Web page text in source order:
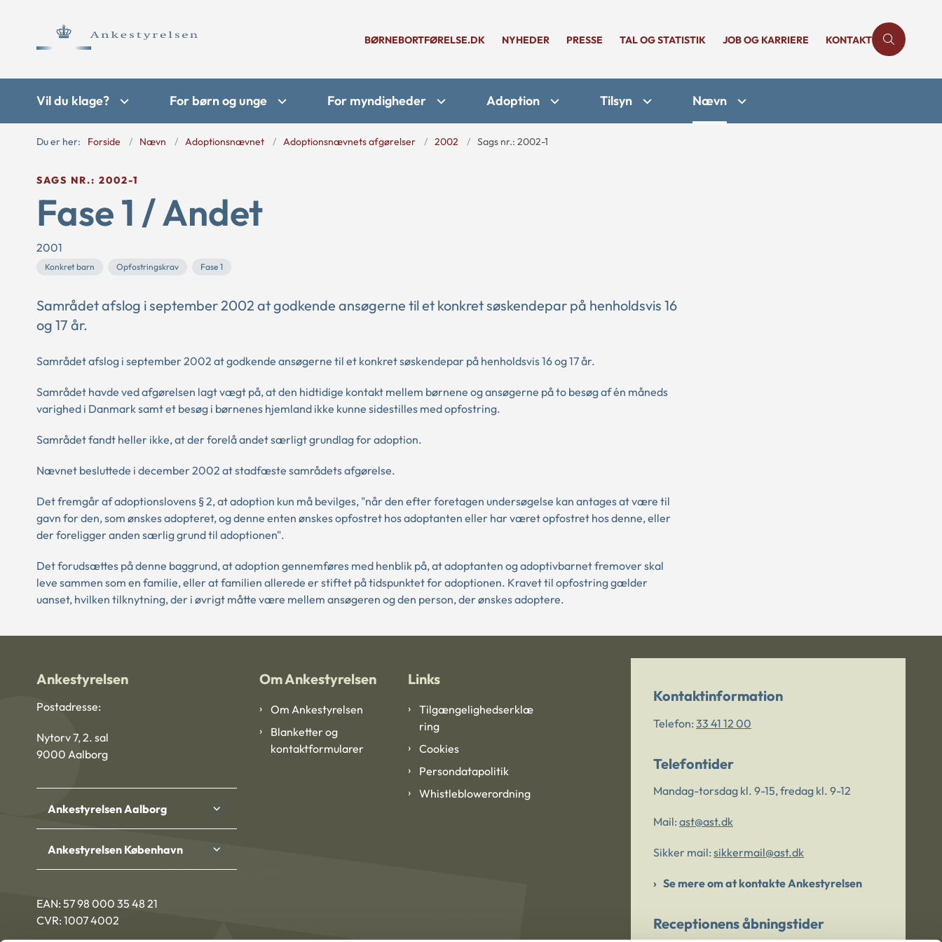
BØRNEBORTFØRELSE.DK NYHEDER PRESSE TAL OG STATISTIK JOB OG KARRIERE KONTAKT
Vil du klage? For børn og unge For myndigheder Adoption Tilsyn Nævn
Du er her: Forside Nævn Adoptionsnævnet Adoptionsnævnets afgørelser 2002 Sags nr.: 2002-1
SAGS NR.: 2002-1
Fase 1 / Andet
2001
Konkret barn Opfostringskrav Fase 1
Samrådet afslog i september 2002 at godkende ansøgerne til et konkret søskendepar på henholdsvis 16
og 17 år.
Samrådet afslog i september 2002 at godkende ansøgerne til et konkret søskendepar på henholdsvis 16 og 17 år.
Samrådet havde ved afgørelsen lagt vægt på, at den hidtidige kontakt mellem børnene og ansøgerne på to besøg af én måneds
varighed i Danmark samt et besøg i børnenes hjemland ikke kunne sidestilles med opfostring.
Samrådet fandt heller ikke, at der forelå andet særligt grundlag for adoption.
Nævnet besluttede i december 2002 at stadfæste samrådets afgørelse.
Det fremgår af adoptionslovens § 2, at adoption kun må bevilges, "når den efter foretagen undersøgelse kan antages at være til
gavn for den, som ønskes adopteret, og denne enten ønskes opfostret hos adoptanten eller har været opfostret hos denne, eller
der foreligger anden særlig grund til adoptionen".
Det forudsættes på denne baggrund, at adoption gennemføres med henblik på, at adoptanten og adoptivbarnet fremover skal
leve sammen som en familie, eller at familien allerede er stiftet på tidspunktet for adoptionen. Kravet til opfostring gælder
uanset, hvilken tilknytning, der i øvrigt måtte være mellem ansøgeren og den person, der ønskes adoptere.
Ankestyrelsen
Postadresse:
Nytorv 7, 2. sal
9000 Aalborg
Ankestyrelsen Aalborg
Ankestyrelsen København
EAN: 57 98 000 35 48 21
CVR: 1007 4002
Om Ankestyrelsen
Om Ankestyrelsen
Blanketter og
kontaktformularer
Links
Tilgængelighedserklæ
ring
Cookies
Persondatapolitik
Whistleblowerordning
Kontaktinformation
Telefon: 33 41 12 00
Telefontider
Mandag-torsdag kl. 9-15, fredag kl. 9-12
Mail: ast@ast.dk
Sikker mail: sikkermail@ast.dk
Se mere om at kontakte Ankestyrelsen
Receptionens åbningstider